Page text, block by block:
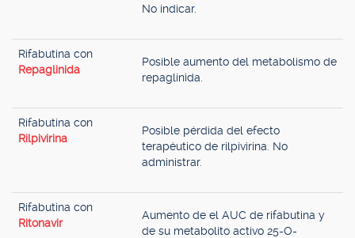
No indicar.
Rifabutina con
Repaglinida
Posible aumento del metabolismo de
repaglinida.
Rifabutina con
Rilpivirina
Posible pérdida del efecto
terapéutico de rilpivirina. No
administrar.
Rifabutina con
Ritonavir
Aumento de el AUC de rifabutina y
de su metabolito activo 25-O-